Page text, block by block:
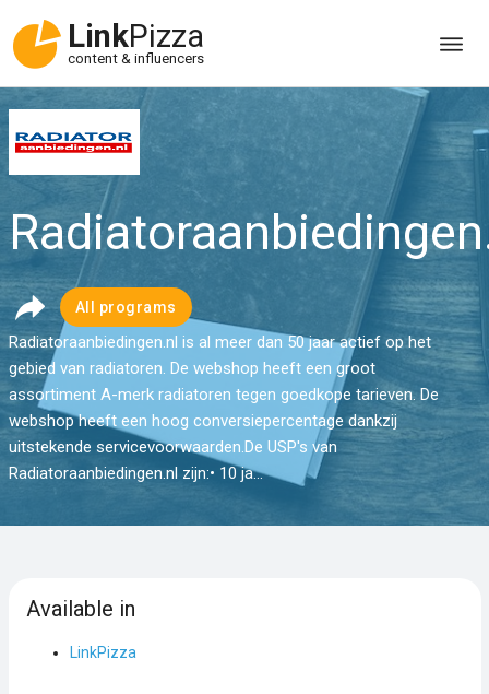
LinkPizza
content & influencers
All programs
Radiatoraanbiedingen.nl is al meer dan 50 jaar actief op het
gebied van radiatoren. De webshop heeft een groot
assortiment A-merk radiatoren tegen goedkope tarieven. De
webshop heeft een hoog conversiepercentage dankzij
uitstekende servicevoorwaarden.De USP's van
Radiatoraanbiedingen.nl zijn:• 10 ja...
Available in
LinkPizza